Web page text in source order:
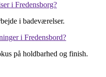
i Fredensborg?
i badeværelser.
i Fredensbord?
på holdbarhed og finish.